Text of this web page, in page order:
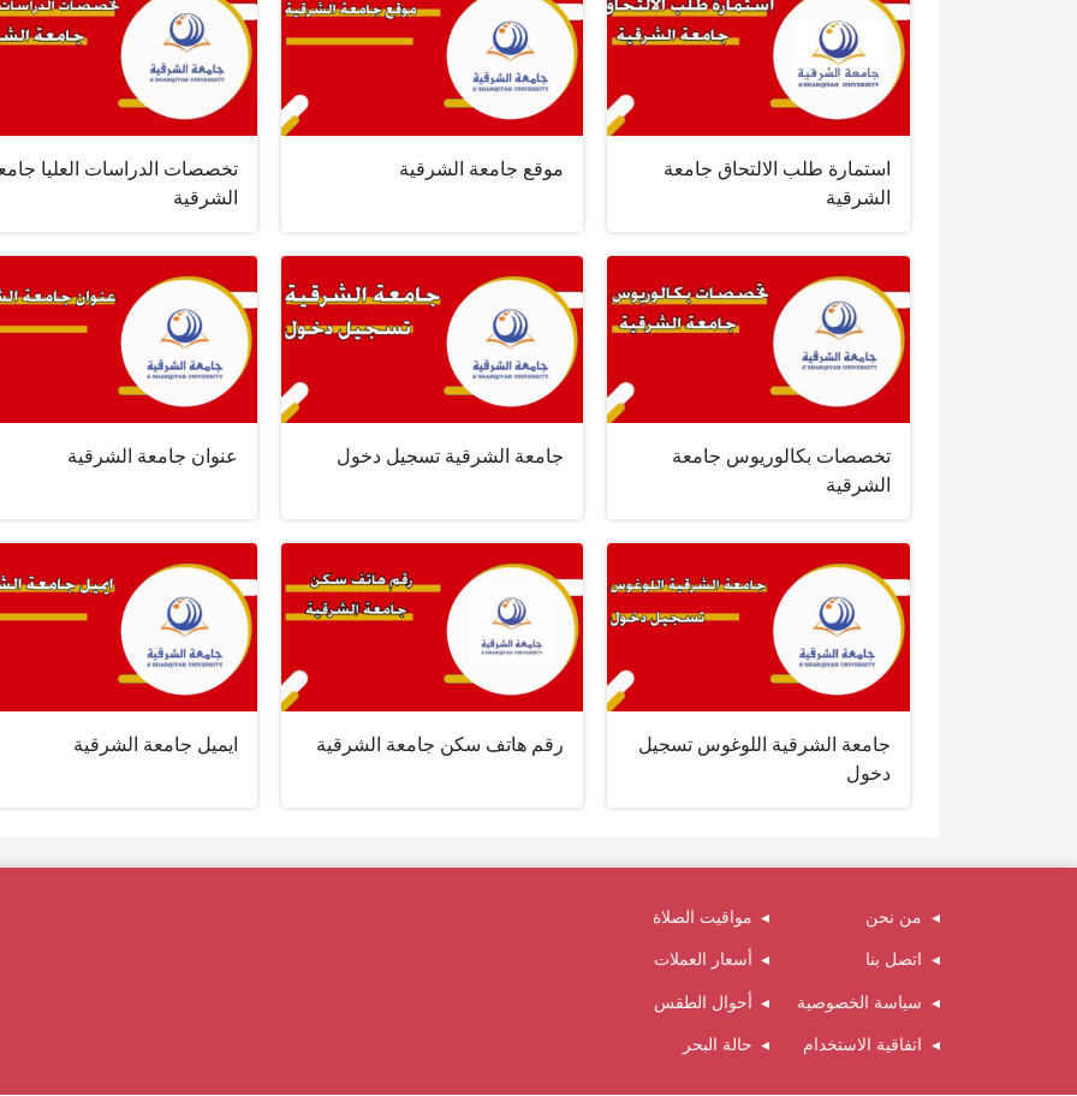
استمارة طلب الالتحاق جامعة
الشرقية
موقع جامعة الشرقية
تخصصات الدراسات العليا
الشرقية
تخصصات بكالوريوس جامعة
الشرقية
جامعة الشرقية تسجيل دخول عنوان جامعة الشرقية
جامعة الشرقية اللوغوس تسجيل
دخول
رقم هاتف سكن جامعة الشرقية ايميل جامعة الشرقية
من نحن
اتصل بنا
سياسة الخصوصية
اتفاقية الاستخدام
مواقيت الصلاة
أسعار العملات
أحوال الطقس
حالة البحر